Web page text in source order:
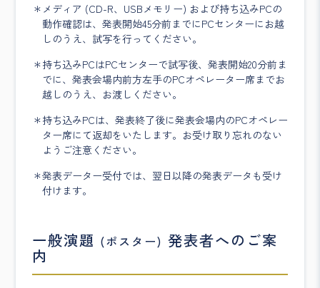
メディア (CD-R、USBメモリー) および持ち込みPCの
動作確認は、発表開始45分前までにPCセンターにお越
しのうえ、試写を行ってください。
持ち込みPCはPCセンターで試写後、発表開始20分前ま
でに、発表会場内前方左手のPCオペレーター席までお
越しのうえ、お渡しください。
持ち込みPCは、発表終了後に発表会場内のPCオペレー
ター席にて返却をいたします。お受け取り忘れのない
ようご注意ください。
発表データー受付では、翌日以降の発表データも受け
付けます。
一般演題 (ポスター)発表者へのご案
内